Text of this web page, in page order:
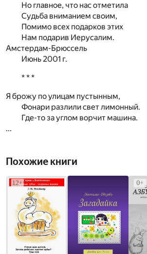
Но главное, что нас отметила
Судьба вниманием своим,
Помимо всех подарков этих
Нам подарив Иерусалим.
Амстердам-Брюссель
Июнь 2001 г.
* * *
Я брожу по улицам пустынным,
Фонари разлили свет лимонный.
Где-то за углом ворчит машина.
...
Похожие книги